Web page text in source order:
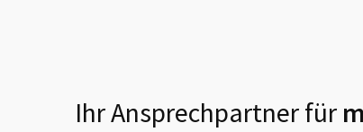
Ihr Ansprechpartner für